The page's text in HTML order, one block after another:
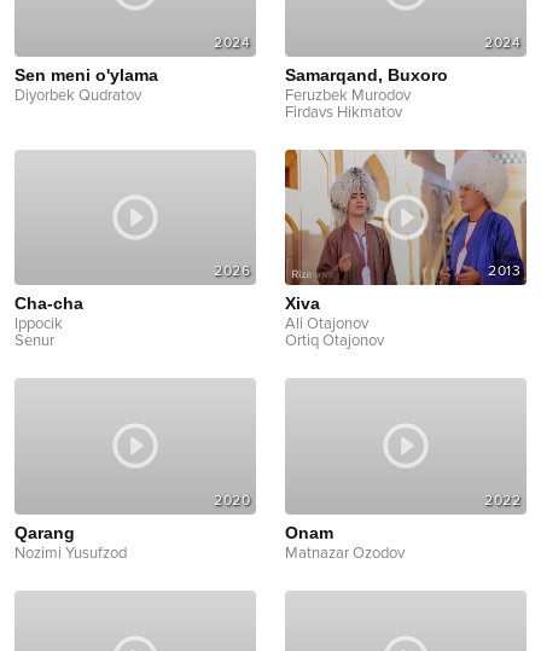
2024
Sen meni o'ylama
Diyorbek Qudratov
2024
Samarqand, Buxoro
Feruzbek Murodov
Firdavs Hikmatov
2026
Cha-cha
Ippocik
Senur
2013
Xiva
Ali Otajonov
Ortiq Otajonov
2020
Qarang
Nozimi Yusufzod
2022
Onam
Matnazar Ozodov